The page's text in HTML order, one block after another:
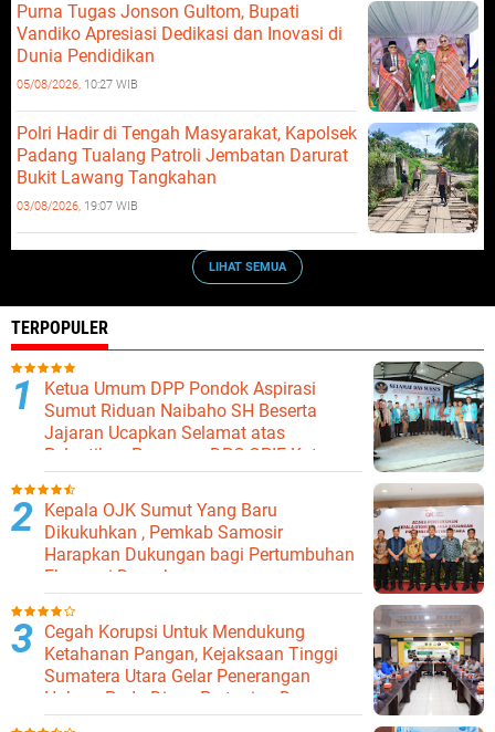
Purna Tugas Jonson Gultom, Bupati
Vandiko Apresiasi Dedikasi dan Inovasi di
Dunia Pendidikan
05/08/2026, 10:27 WIB
Polri Hadir di Tengah Masyarakat, Kapolsek
Padang Tualang Patroli Jembatan Darurat
Bukit Lawang Tangkahan
03/08/2026, 19:07 WIB
LIHAT SEMUA
TERPOPULER
Ketua Umum DPP Pondok Aspirasi
Sumut Riduan Naibaho SH Beserta
Jajaran Ucapkan Selamat atas
Pelantikan Pengurus DPC GPIE Kota
Binjai
Kepala OJK Sumut Yang Baru
Dikukuhkan , Pemkab Samosir
Harapkan Dukungan bagi Pertumbuhan
Ekonomi Daerah
Cegah Korupsi Untuk Mendukung
Ketahanan Pangan, Kejaksaan Tinggi
Sumatera Utara Gelar Penerangan
Hukum Pada Dinas Pertanian Dan
Ketahanan Pangan